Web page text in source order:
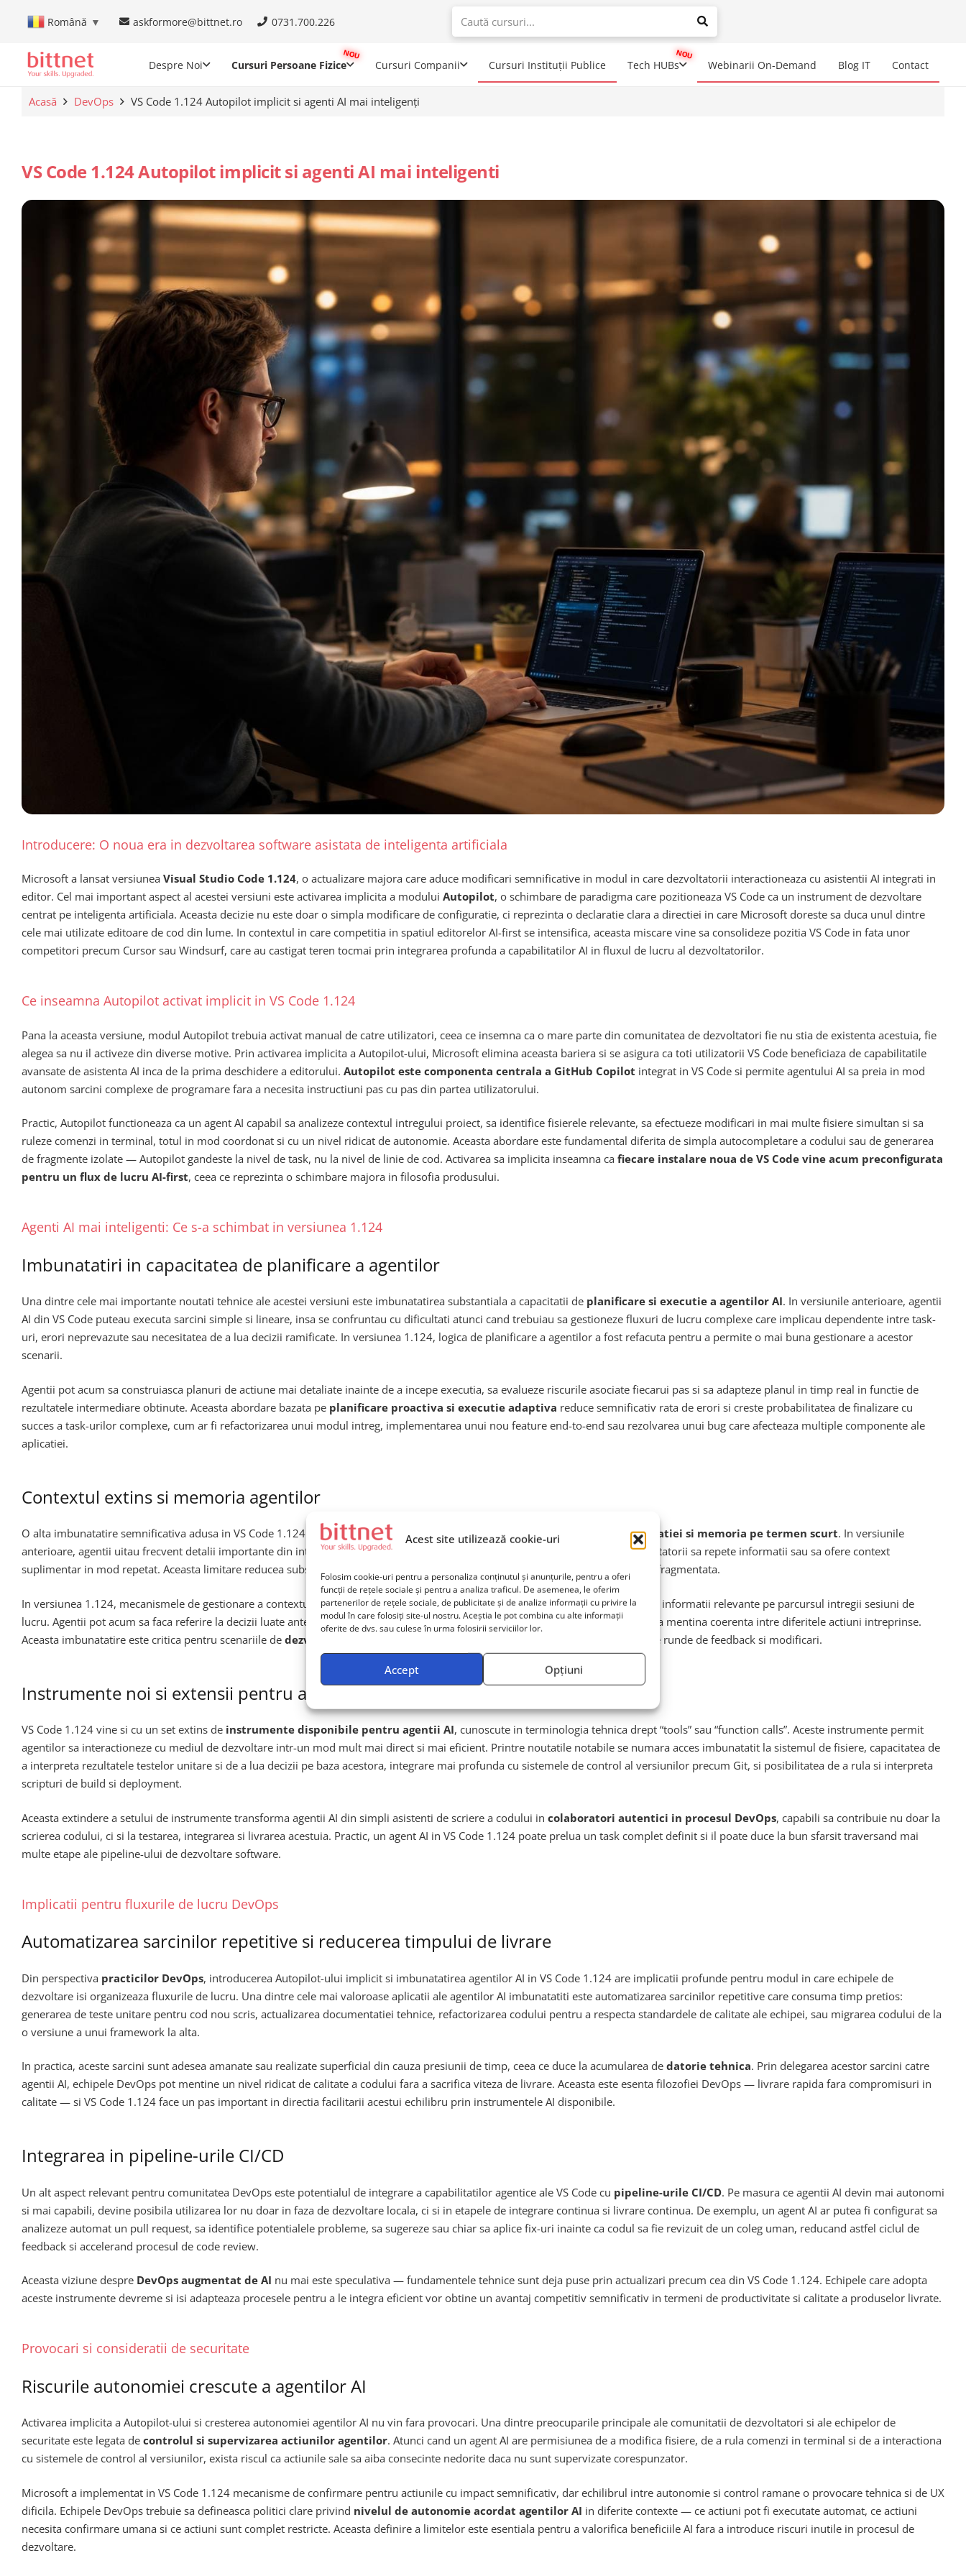
Acest site utilizează cookie-uri
Folosim cookie-uri pentru a personaliza conținutul și anunțurile, pentru a oferi
funcții de rețele sociale și pentru a analiza traficul. De asemenea, le oferim
partenerilor de rețele sociale, de publicitate și de analize informații cu privire la
modul în care folosiți site-ul nostru. Aceștia le pot combina cu alte informații
oferite de dvs. sau culese în urma folosirii serviciilor lor.
Accept Opțiuni
Română ▼ askformore@bittnet.ro 0731.700.226
When autocomplete results are available use up and down arrows to
Despre Noi Cursuri Persoane Fizice Cursuri Companii Cursuri Instituții Publice Tech HUBs Webinarii On-Demand Blog IT Contact
Acasă DevOps VS Code 1.124 Autopilot implicit si agenti AI mai inteligenți
VS Code 1.124 Autopilot implicit si agenti AI mai inteligenti
Introducere: O noua era in dezvoltarea software asistata de inteligenta artificiala
Microsoft a lansat versiunea Visual Studio Code 1.124, o actualizare majora care aduce modificari semnificative in modul in care dezvoltatorii interactioneaza cu asistentii AI integrati in
editor. Cel mai important aspect al acestei versiuni este activarea implicita a modului Autopilot, o schimbare de paradigma care pozitioneaza VS Code ca un instrument de dezvoltare
centrat pe inteligenta artificiala. Aceasta decizie nu este doar o simpla modificare de configuratie, ci reprezinta o declaratie clara a directiei in care Microsoft doreste sa duca unul dintre
cele mai utilizate editoare de cod din lume. In contextul in care competitia in spatiul editorelor AI-first se intensifica, aceasta miscare vine sa consolideze pozitia VS Code in fata unor
competitori precum Cursor sau Windsurf, care au castigat teren tocmai prin integrarea profunda a capabilitatilor AI in fluxul de lucru al dezvoltatorilor.
Ce inseamna Autopilot activat implicit in VS Code 1.124
Pana la aceasta versiune, modul Autopilot trebuia activat manual de catre utilizatori, ceea ce insemna ca o mare parte din comunitatea de dezvoltatori fie nu stia de existenta acestuia, fie
alegea sa nu il activeze din diverse motive. Prin activarea implicita a Autopilot-ului, Microsoft elimina aceasta bariera si se asigura ca toti utilizatorii VS Code beneficiaza de capabilitatile
avansate de asistenta AI inca de la prima deschidere a editorului. Autopilot este componenta centrala a GitHub Copilot integrat in VS Code si permite agentului AI sa preia in mod
autonom sarcini complexe de programare fara a necesita instructiuni pas cu pas din partea utilizatorului.
Practic, Autopilot functioneaza ca un agent AI capabil sa analizeze contextul intregului proiect, sa identifice fisierele relevante, sa efectueze modificari in mai multe fisiere simultan si sa
ruleze comenzi in terminal, totul in mod coordonat si cu un nivel ridicat de autonomie. Aceasta abordare este fundamental diferita de simpla autocompletare a codului sau de generarea
de fragmente izolate — Autopilot gandeste la nivel de task, nu la nivel de linie de cod. Activarea sa implicita inseamna ca fiecare instalare noua de VS Code vine acum preconfigurata
pentru un flux de lucru AI-first, ceea ce reprezinta o schimbare majora in filosofia produsului.
Agenti AI mai inteligenti: Ce s-a schimbat in versiunea 1.124
Imbunatatiri in capacitatea de planificare a agentilor
Una dintre cele mai importante noutati tehnice ale acestei versiuni este imbunatatirea substantiala a capacitatii de planificare si executie a agentilor AI. In versiunile anterioare, agentii
AI din VS Code puteau executa sarcini simple si lineare, insa se confruntau cu dificultati atunci cand trebuiau sa gestioneze fluxuri de lucru complexe care implicau dependente intre task-
uri, erori neprevazute sau necesitatea de a lua decizii ramificate. In versiunea 1.124, logica de planificare a agentilor a fost refacuta pentru a permite o mai buna gestionare a acestor
scenarii.
Agentii pot acum sa construiasca planuri de actiune mai detaliate inainte de a incepe executia, sa evalueze riscurile asociate fiecarui pas si sa adapteze planul in timp real in functie de
rezultatele intermediare obtinute. Aceasta abordare bazata pe planificare proactiva si executie adaptiva reduce semnificativ rata de erori si creste probabilitatea de finalizare cu
succes a task-urilor complexe, cum ar fi refactorizarea unui modul intreg, implementarea unui nou feature end-to-end sau rezolvarea unui bug care afecteaza multiple componente ale
aplicatiei.
Contextul extins si memoria agentilor
O alta imbunatatire semnificativa adusa in VS Code 1.124 este legata de modul in care agentii AI gestioneaza contextul conversatiei si memoria pe termen scurt. In versiunile
anterioare, agentii uitau frecvent detalii importante din interactiunile anterioare din cadrul aceleiasi sesiuni, ceea ce obliga dezvoltatorii sa repete informatii sau sa ofere context
suplimentar in mod repetat. Aceasta limitare reducea substantial eficienta interactiunii om-agent si crea o experienta de utilizare fragmentata.
In versiunea 1.124, mecanismele de gestionare a contextului au fost optimizate pentru a permite agentilor sa retina si sa utilizeze informatii relevante pe parcursul intregii sesiuni de
lucru. Agentii pot acum sa faca referire la decizii luate anterior, sa inteleaga evolutia unui task pe parcursul mai multor iteratii si sa mentina coerenta intre diferitele actiuni intreprinse.
Aceasta imbunatatire este critica pentru scenariile de dezvoltare iterativa , unde un feature este construit treptat prin mai multe runde de feedback si modificari.
Instrumente noi si extensii pentru agenti
VS Code 1.124 vine si cu un set extins de instrumente disponibile pentru agentii AI, cunoscute in terminologia tehnica drept “tools” sau “function calls”. Aceste instrumente permit
agentilor sa interactioneze cu mediul de dezvoltare intr-un mod mult mai direct si mai eficient. Printre noutatile notabile se numara acces imbunatatit la sistemul de fisiere, capacitatea de
a interpreta rezultatele testelor unitare si de a lua decizii pe baza acestora, integrare mai profunda cu sistemele de control al versiunilor precum Git, si posibilitatea de a rula si interpreta
scripturi de build si deployment.
Aceasta extindere a setului de instrumente transforma agentii AI din simpli asistenti de scriere a codului in colaboratori autentici in procesul DevOps, capabili sa contribuie nu doar la
scrierea codului, ci si la testarea, integrarea si livrarea acestuia. Practic, un agent AI in VS Code 1.124 poate prelua un task complet definit si il poate duce la bun sfarsit traversand mai
multe etape ale pipeline-ului de dezvoltare software.
Implicatii pentru fluxurile de lucru DevOps
Automatizarea sarcinilor repetitive si reducerea timpului de livrare
Din perspectiva practicilor DevOps, introducerea Autopilot-ului implicit si imbunatatirea agentilor AI in VS Code 1.124 are implicatii profunde pentru modul in care echipele de
dezvoltare isi organizeaza fluxurile de lucru. Una dintre cele mai valoroase aplicatii ale agentilor AI imbunatatiti este automatizarea sarcinilor repetitive care consuma timp pretios:
generarea de teste unitare pentru cod nou scris, actualizarea documentatiei tehnice, refactorizarea codului pentru a respecta standardele de calitate ale echipei, sau migrarea codului de la
o versiune a unui framework la alta.
In practica, aceste sarcini sunt adesea amanate sau realizate superficial din cauza presiunii de timp, ceea ce duce la acumularea de datorie tehnica. Prin delegarea acestor sarcini catre
agentii AI, echipele DevOps pot mentine un nivel ridicat de calitate a codului fara a sacrifica viteza de livrare. Aceasta este esenta filozofiei DevOps — livrare rapida fara compromisuri in
calitate — si VS Code 1.124 face un pas important in directia facilitarii acestui echilibru prin instrumentele AI disponibile.
Integrarea in pipeline-urile CI/CD
Un alt aspect relevant pentru comunitatea DevOps este potentialul de integrare a capabilitatilor agentice ale VS Code cu pipeline-urile CI/CD. Pe masura ce agentii AI devin mai autonomi
si mai capabili, devine posibila utilizarea lor nu doar in faza de dezvoltare locala, ci si in etapele de integrare continua si livrare continua. De exemplu, un agent AI ar putea fi configurat sa
analizeze automat un pull request, sa identifice potentialele probleme, sa sugereze sau chiar sa aplice fix-uri inainte ca codul sa fie revizuit de un coleg uman, reducand astfel ciclul de
feedback si accelerand procesul de code review.
Aceasta viziune despre DevOps augmentat de AI nu mai este speculativa — fundamentele tehnice sunt deja puse prin actualizari precum cea din VS Code 1.124. Echipele care adopta
aceste instrumente devreme si isi adapteaza procesele pentru a le integra eficient vor obtine un avantaj competitiv semnificativ in termeni de productivitate si calitate a produselor livrate.
Provocari si consideratii de securitate
Riscurile autonomiei crescute a agentilor AI
Activarea implicita a Autopilot-ului si cresterea autonomiei agentilor AI nu vin fara provocari. Una dintre preocuparile principale ale comunitatii de dezvoltatori si ale echipelor de
securitate este legata de controlul si supervizarea actiunilor agentilor. Atunci cand un agent AI are permisiunea de a modifica fisiere, de a rula comenzi in terminal si de a interactiona
cu sistemele de control al versiunilor, exista riscul ca actiunile sale sa aiba consecinte nedorite daca nu sunt supervizate corespunzator.
Microsoft a implementat in VS Code 1.124 mecanisme de confirmare pentru actiunile cu impact semnificativ, dar echilibrul intre autonomie si control ramane o provocare tehnica si de UX
dificila. Echipele DevOps trebuie sa defineasca politici clare privind nivelul de autonomie acordat agentilor AI in diferite contexte — ce actiuni pot fi executate automat, ce actiuni
necesita confirmare umana si ce actiuni sunt complet restricte. Aceasta definire a limitelor este esentiala pentru a valorifica beneficiile AI fara a introduce riscuri inutile in procesul de
dezvoltare.